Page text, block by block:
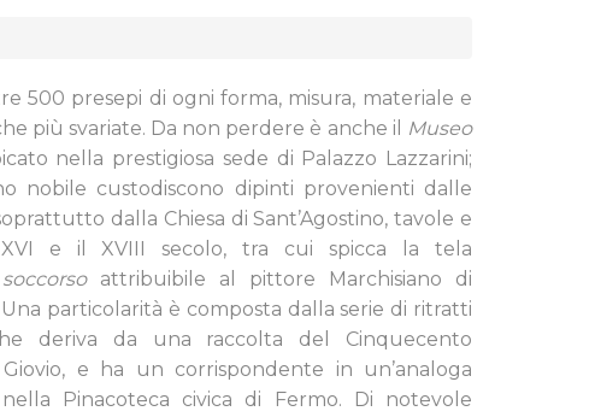
500 presepi di ogni forma, misura, materiale e
più svariate. Da non perdere è anche il
Museo
nella prestigiosa sede di Palazzo Lazzarini;
nobile custodiscono dipinti provenienti dalle
dalla Chiesa di Sant’Agostino, tavole e
e il XVIII secolo, tra cui spicca la tela
attribuibile al pittore Marchisiano di
particolarità è composta dalla serie di ritratti
deriva da una raccolta del Cinquecento
Giovio, e ha un corrispondente in un’analoga
Pinacoteca civica di Fermo. Di notevole